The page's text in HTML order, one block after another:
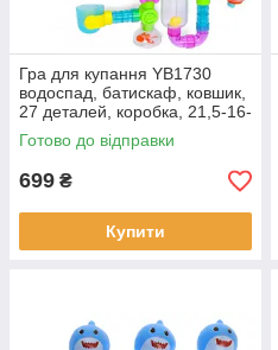
Гра для купання YB1730
водоспад, батискаф, ковшик,
27 деталей, коробка, 21,5-16-
11,5 см.
Готово до відправки
699 ₴
Купити